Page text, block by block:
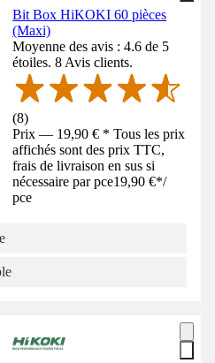
Bit Box HiKOKI 60 pièces
(Maxi)
Moyenne des avis : 4.6 de 5
étoiles. 8 Avis clients.
(8)
Prix — 19,90 € * Tous les prix
affichés sont des prix TTC,
frais de livraison en sus si
nécessaire par pce19,90 €*/
pce